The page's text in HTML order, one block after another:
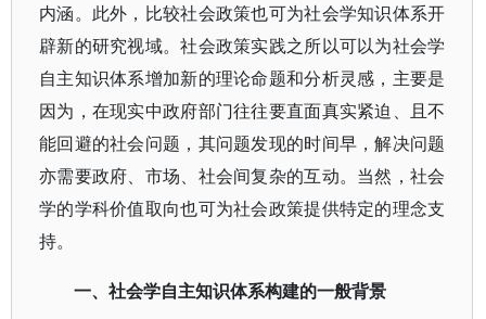
内涵。此外，比较社会政策也可为社会学知识体系开
辟新的研究视域。社会政策实践之所以可以为社会学
自主知识体系增加新的理论命题和分析灵感，主要是
因为，在现实中政府部门往往要直面真实紧迫、且不
能回避的社会问题，其问题发现的时间早，解决问题
亦需要政府、市场、社会间复杂的互动。当然，社会
学的学科价值取向也可为社会政策提供特定的理念支
持。
一、社会学自主知识体系构建的一般背景